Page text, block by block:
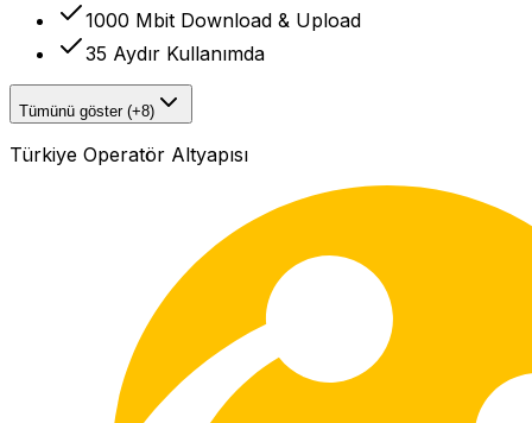
1000 Mbit Download & Upload
35 Aydır Kullanımda
Tümünü göster (+8)
Türkiye Operatör Altyapısı